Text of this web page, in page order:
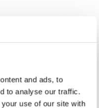
and ads, to
to analyse our traffic.
use of our site with
38 40